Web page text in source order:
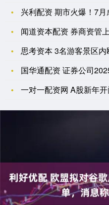
兴利配资 期市火爆！7月
闻道资本配资 券商资管上半
思考资本 3名游客景区
国华通配资 证券公司
一对一配资网 A股新年开门